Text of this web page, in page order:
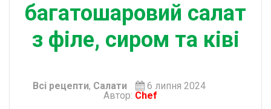
багатошаровий салат
з філе, сиром та ківі
Всі рецепти, Салати
6 липня 2024
Автор: Chef